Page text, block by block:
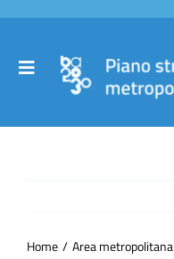
Salta
contenuto
Toggle
Home Area metropolitana